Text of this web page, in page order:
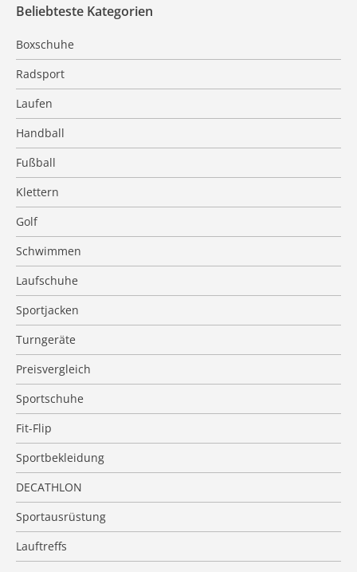
Beliebteste Kategorien
Boxschuhe
Radsport
Laufen
Handball
Fußball
Klettern
Golf
Schwimmen
Laufschuhe
Sportjacken
Turngeräte
Preisvergleich
Sportschuhe
Fit-Flip
Sportbekleidung
DECATHLON
Sportausrüstung
Lauftreffs